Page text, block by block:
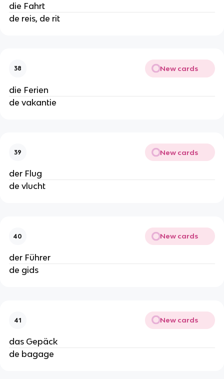
die Fahrt
de reis, de rit
38 New cards
die Ferien
de vakantie
39 New cards
der Flug
de vlucht
40 New cards
der Führer
de gids
41 New cards
das Gepäck
de bagage